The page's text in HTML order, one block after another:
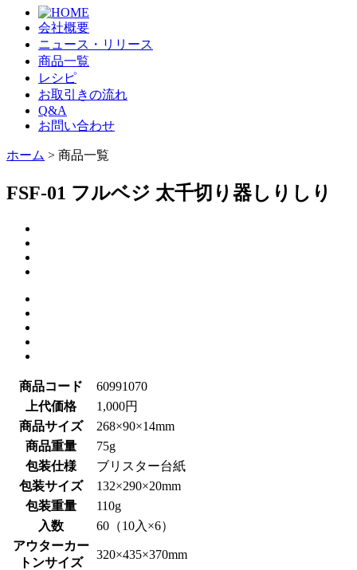
会社概要
ニュース・リリース
商品一覧
レシピ
お取引きの流れ
Q&A
お問い合わせ
ホーム > 商品一覧
FSF-01 フルベジ 太千切り器しりしり
商品コード
60991070
上代価格
1,000円
商品サイズ
268×90×14mm
商品重量
75g
包装仕様
ブリスター台紙
包装サイズ
132×290×20mm
包装重量
110g
入数
60（10入×6）
アウターカー
トンサイズ
320×435×370mm